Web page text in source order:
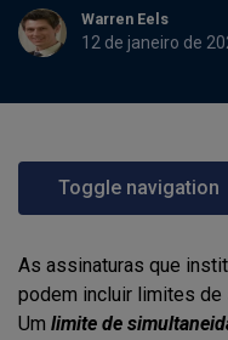
Warren Eels
12 de janeiro de
Toggle navigation
As assinaturas que
podem incluir limites
Um limite de